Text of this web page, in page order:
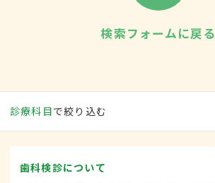
検索フォームに戻る
診療科目で絞り込む
歯科検診について